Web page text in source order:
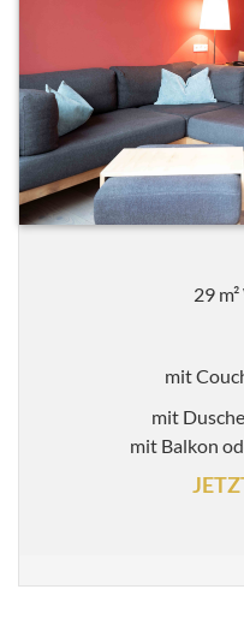
29
mit
mit
mit Balkon